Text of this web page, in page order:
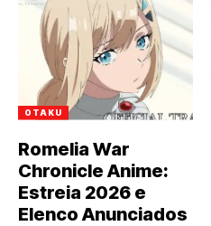
OTAKU
Romelia War
Chronicle Anime:
Estreia 2026 e
Elenco Anunciados